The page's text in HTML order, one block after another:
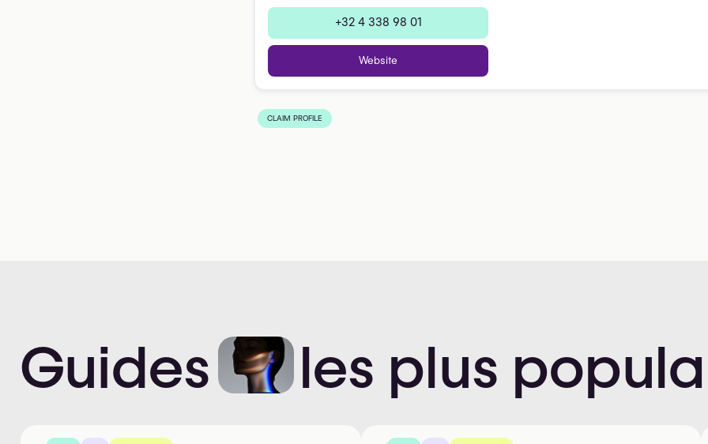
+32 4 338 98 01
Website
CLAIM PROFILE
Guides les plus